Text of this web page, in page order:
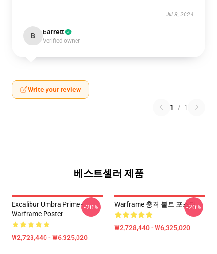
Jul 8, 2024
B Barrett
Verified owner
Write your review
1 / 1
베스트셀러 제품
Excalibur Umbra Prime -
Warframe Poster
₩2,728,440 - ₩6,325,020
-20% Warframe 충격 볼트 포스터
₩2,728,440 - ₩6,325,020
-20%